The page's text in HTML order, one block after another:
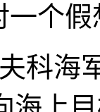
个
科海